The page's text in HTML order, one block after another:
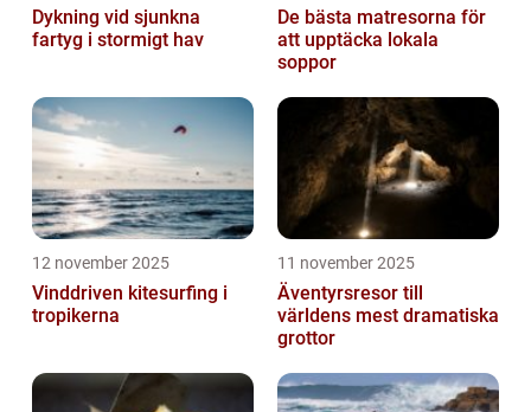
Dykning vid sjunkna
fartyg i stormigt hav
De bästa matresorna för
att upptäcka lokala
soppor
12 november 2025
Vinddriven kitesurfing i
tropikerna
11 november 2025
Äventyrsresor till
världens mest dramatiska
grottor